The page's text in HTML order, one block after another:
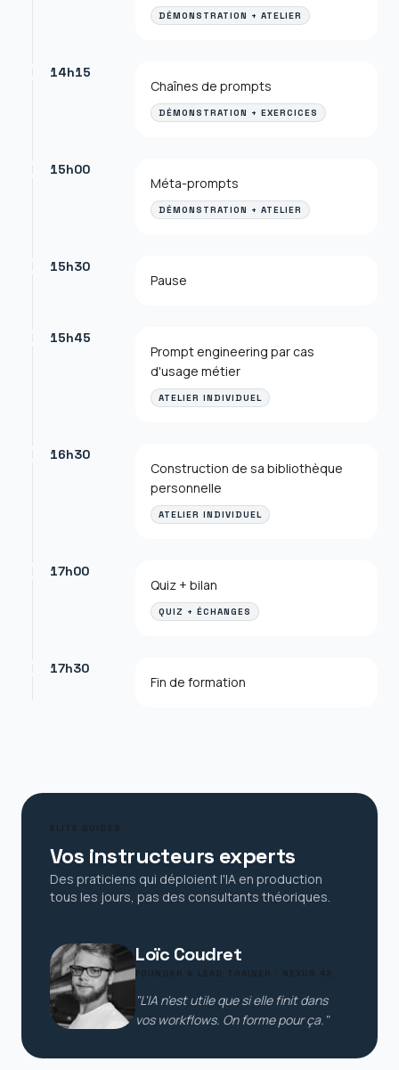
DÉMONSTRATION + ATELIER
14h15
Chaînes de prompts
DÉMONSTRATION + EXERCICES
15h00
Méta-prompts
DÉMONSTRATION + ATELIER
15h30
Pause
15h45
Prompt engineering par cas
d'usage métier
ATELIER INDIVIDUEL
16h30
Construction de sa bibliothèque
personnelle
ATELIER INDIVIDUEL
17h00
Quiz + bilan
QUIZ + ÉCHANGES
17h30
Fin de formation
ELITE GUIDES
Vos instructeurs experts
Des praticiens qui déploient l'IA en production
tous les jours, pas des consultants théoriques.
Loïc Coudret
FOUNDER & LEAD TRAINER · NEXUS 42
"L'IA n'est utile que si elle finit dans
vos workflows. On forme pour ça."